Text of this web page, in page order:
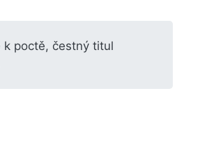
k poctě, čestný titul